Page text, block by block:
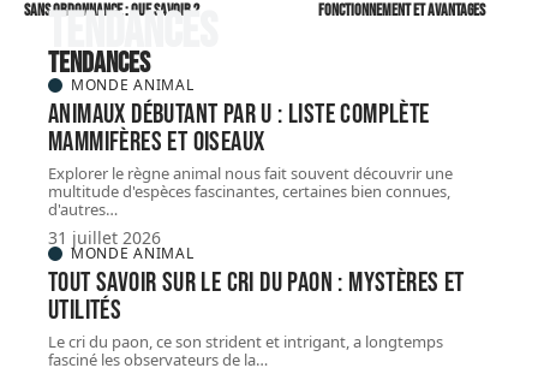
sans ordonnance : que savoir ?
fonctionnement et avantages
Tendances
Tendances
MONDE ANIMAL
Animaux débutant par U : liste complète
mammifères et oiseaux
Explorer le règne animal nous fait souvent découvrir une
multitude d'espèces fascinantes, certaines bien connues,
d'autres…
31 juillet 2026
MONDE ANIMAL
Tout savoir sur le cri du paon : mystères et
utilités
Le cri du paon, ce son strident et intrigant, a longtemps
fasciné les observateurs de la…